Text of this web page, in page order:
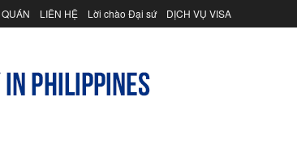
LIÊN HỆ Lời chào Đại sứ DỊCH VỤ VISA